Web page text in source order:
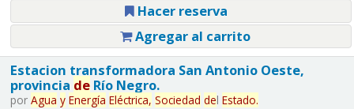
Hacer reserva
Agregar al carrito
Estacion transformadora San Antonio Oeste,
provincia deRío Negro.
por Agua y Energía Eléctrica, Sociedad del Estado.